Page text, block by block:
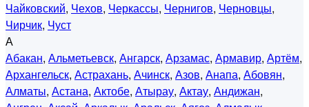
Чайковский, Чехов, Черкассы, Чернигов, Черновцы,
Чирчик, Чуст
А
Абакан, Альметьевск, Ангарск, Арзамас, Армавир, Артём,
Архангельск, Астрахань, Ачинск, Азов, Анапа, Абовян,
Алматы, Астана, Актобе, Атырау, Актау, Андижан,